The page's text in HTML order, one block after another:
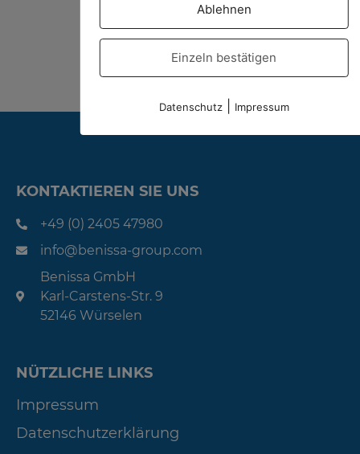
Yedoy Dürüm Wrap
KONTAKTIEREN SIE UNS
+49 (0) 2405 47980
info@benissa-group.com
Benissa GmbH
Karl-Carstens-Str. 9
52146 Würselen
NÜTZLICHE LINKS
Impressum
Datenschutzerklärung
Ablehnen
Einzeln bestätigen
Datenschutz| Impressum